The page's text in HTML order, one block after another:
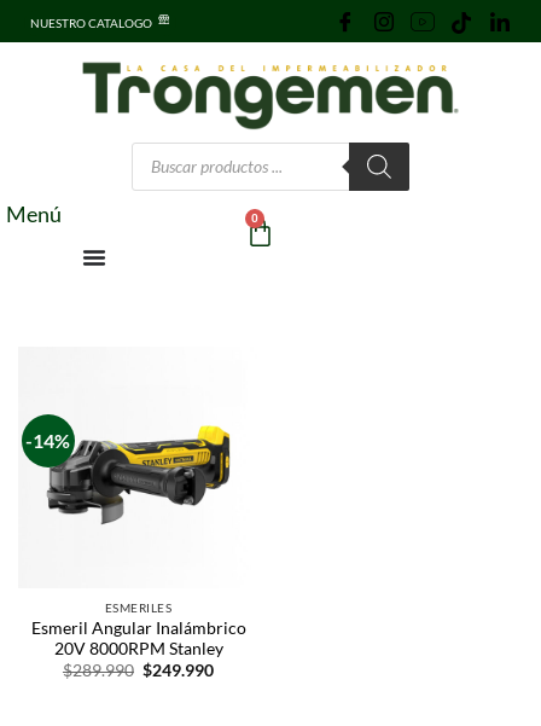
NUESTRO CATALOGO
Menú 0
-14%
ESMERILES
Esmeril Angular Inalámbrico
20V 8000RPM Stanley
$289.990 $249.990